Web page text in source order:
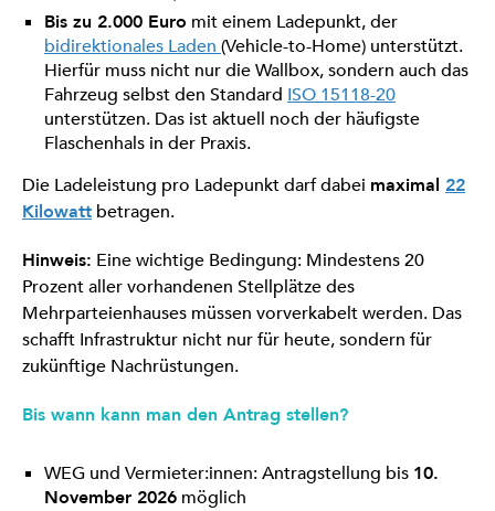
Bis zu 2.000 Euro mit einem Ladepunkt, der
bidirektionales Laden (Vehicle-to-Home) unterstützt.
Hierfür muss nicht nur die Wallbox, sondern auch das
Fahrzeug selbst den Standard ISO 15118-20
unterstützen. Das ist aktuell noch der häufigste
Flaschenhals in der Praxis.
Die Ladeleistung pro Ladepunkt darf dabei maximal 22
Kilowatt betragen.
Hinweis: Eine wichtige Bedingung: Mindestens 20
Prozent aller vorhandenen Stellplätze des
Mehrparteienhauses müssen vorverkabelt werden. Das
schafft Infrastruktur nicht nur für heute, sondern für
zukünftige Nachrüstungen.
Bis wann kann man den Antrag stellen?
WEG und Vermieter:innen: Antragstellung bis 10.
November 2026 möglich